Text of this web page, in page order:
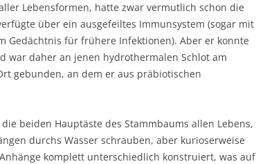
Lebensformen, hatte zwar vermutlich schon die
über ein ausgefeiltes Immunsystem (sogar mit
Gedächtnis für frühere Infektionen). Aber er konnte
war daher an jenen hydrothermalen Schlot am
gebunden, an dem er aus präbiotischen
beiden Hauptäste des Stammbaums allen Lebens,
durchs Wasser schrauben, aber kurioserweise
komplett unterschiedlich konstruiert, was auf